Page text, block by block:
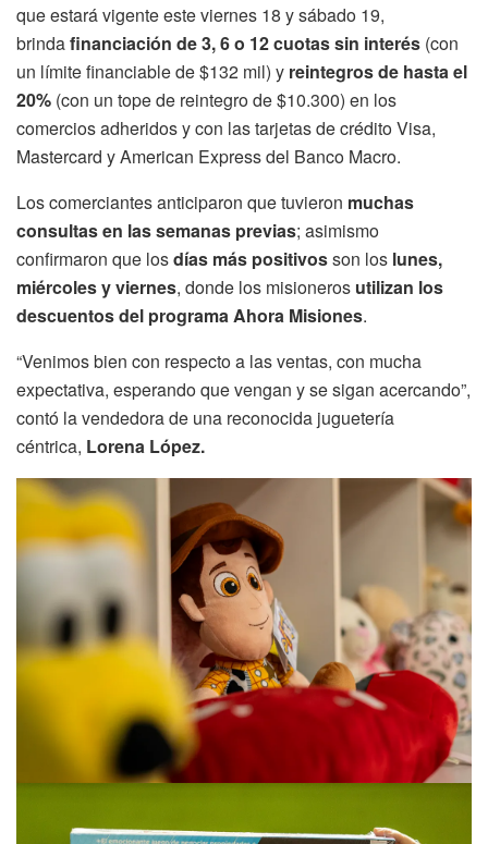
que estará vigente este viernes 18 y sábado 19,
brindafinanciación de 3, 6 o 12 cuotas sin interés (con
un límite financiable de $132 mil) y reintegros de hasta el
20% (con un tope de reintegro de $10.300) en los
comercios adheridos y con las tarjetas de crédito Visa,
Mastercard y American Express del Banco Macro.
Los comerciantes anticiparon que tuvieron muchas
consultas en las semanas previas; asimismo
confirmaron que losdías más positivosson los lunes,
miércoles y viernes, donde los misioneros utilizan los
descuentos del programa Ahora Misiones.
“Venimos bien con respecto a las ventas, con mucha
expectativa, esperando que vengan y se sigan acercando”,
contó la vendedora de una reconocida juguetería
céntrica, Lorena López.